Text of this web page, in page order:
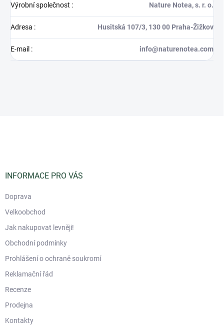
Výrobní společnost : Nature Notea, s. r. o.
Adresa : Husitská 107/3, 130 00 Praha-Žižkov
E-mail : info@naturenotea.com
INFORMACE PRO VÁS
Doprava
Velkoobchod
Jak nakupovat levněji!
Obchodní podmínky
Prohlášení o ochraně soukromí
Reklamační řád
Recenze
Prodejna
Kontakty